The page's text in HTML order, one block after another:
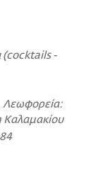
(cocktails -
Λεωφορεία:
Καλαμακίου